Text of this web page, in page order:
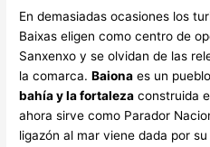
En demasiadas ocasiones los
Baixas eligen como centro de
Sanxenxo y se olvidan de las
la comarca.Baiona es un
bahía y la fortaleza construida
ahora sirve como Parador
ligazón al mar viene dada por